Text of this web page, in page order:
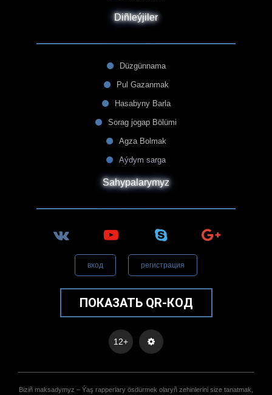
Diñleýjiler
Düzgünnama
Pul Gazanmak
Hasabyny Barla
Sorag jogap Bölümi
Agza Bolmak
Aýdym sarga
Sahypalarymyz
вход регистрация
ПОКАЗАТЬ QR-КОД
12+
Biziñ maksadymyz – Ýaş rapperlary ösdürmek olaryñ zehinlerini size tanatmak,